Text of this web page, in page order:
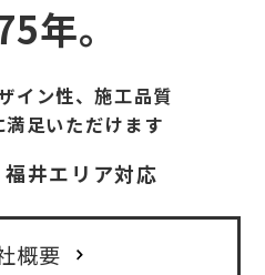
年。
イン性、施工品質
足いただけます
井エリア対応
概要